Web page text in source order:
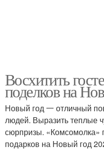
Восхитить
поделков на
Новый год 一 отличный
людей. Выразить теплые
сюрпризы. «Комсомолка»
подарков на Новый год